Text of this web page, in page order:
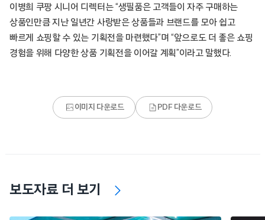
이병희 쿠팡 시니어 디렉터는 “생필품은 고객들이 자주 구매하는
상품인만큼 지난 일년간 사랑받은 상품들과 브랜드를 모아 쉽고
빠르게 쇼핑할 수 있는 기획전을 마련했다”며 “앞으로도 더 좋은 쇼핑
경험을 위해 다양한 상품 기획전을 이어갈 계획”이라고 말했다.
이미지 다운로드 PDF 다운로드
보도자료 더 보기